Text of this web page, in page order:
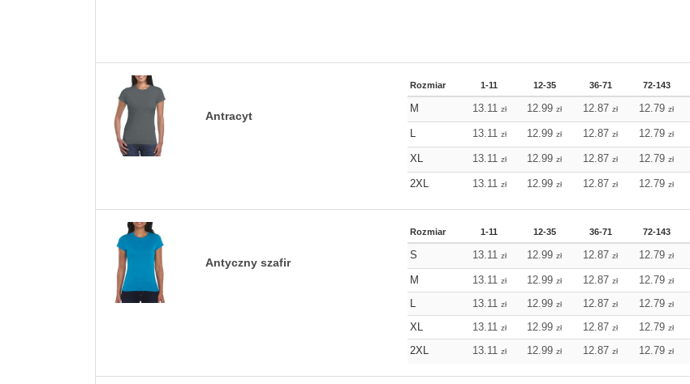
Antracyt
Rozmiar 1-11 12-35 36-71 72-143
M 13.11 zł 12.99zł 12.87zł 12.79zł
L 13.11 zł 12.99zł 12.87zł 12.79zł
XL 13.11 zł 12.99zł 12.87zł 12.79zł
2XL 13.11 zł 12.99zł 12.87zł 12.79zł
Antyczny szafir
Rozmiar 1-11 12-35 36-71 72-143
S 13.11 zł 12.99zł 12.87zł 12.79zł
M 13.11 zł 12.99zł 12.87zł 12.79zł
L
13.11 zł 12.99zł 12.87zł 12.79zł
XL
13.11 zł 12.99zł 12.87zł 12.79zł
2XL
13.11 zł 12.99zł 12.87zł 12.79zł